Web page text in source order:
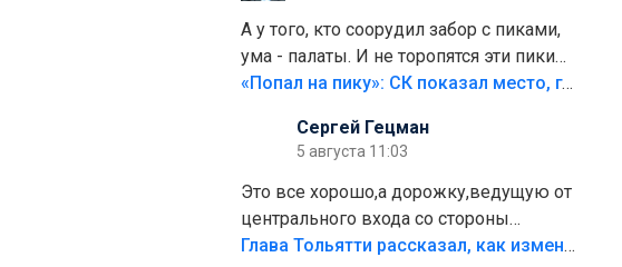
А у того, кто соорудил забор с пиками,
ума - палаты. И не торопятся эти пики
срезать
«Попал на пику»: СК показал место, где был смертельно травмирован ребенок в Тольятти
Сергей Гецман
5 августа 11:03
Это все хорошо,а дорожку,ведущую от
центрального входа со стороны
кафе"Мираж" к аттракционам слабо
Глава Тольятти рассказал, как изменится парк Центрального района